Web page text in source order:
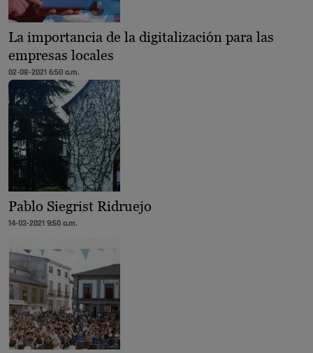
La importancia de la digitalización para las
empresas locales
02-08-2021 6:50 a.m.
Pablo Siegrist Ridruejo
14-03-2021 9:50 a.m.